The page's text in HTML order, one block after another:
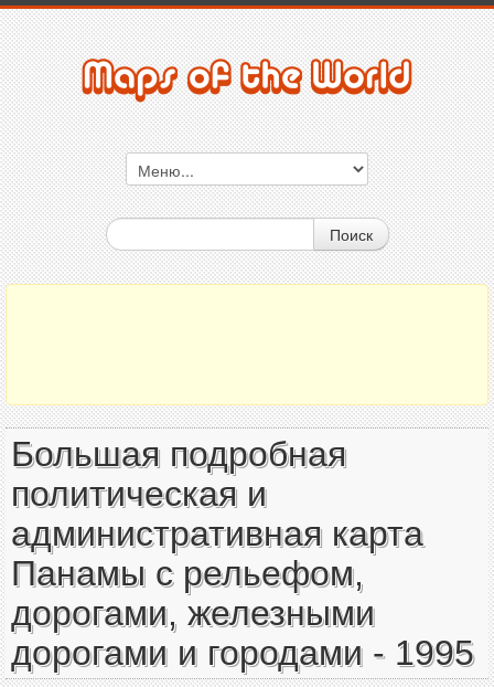
Поиск
Большая подробная
политическая и
административная карта
Панамы с рельефом,
дорогами, железными
дорогами и городами - 1995